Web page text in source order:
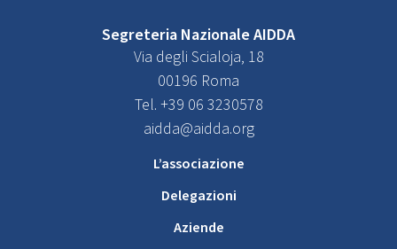
Segreteria Nazionale AIDDA
Via degli Scialoja, 18
00196 Roma
Tel. +39 06 3230578
aidda@aidda.org
L’associazione
Delegazioni
Aziende